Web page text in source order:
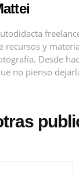
recursos y
Desde
no pienso